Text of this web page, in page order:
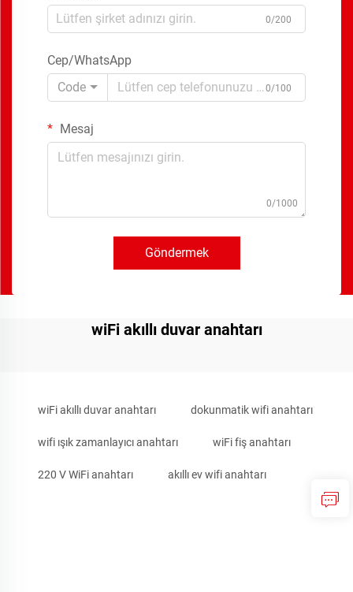
0/200
Cep/WhatsApp
Code
0/100
Mesaj
0/1000
Göndermek
wiFi akıllı duvar anahtarı
wiFi akıllı duvar anahtarı dokunmatik wifi anahtarı
wifi ışık zamanlayıcı anahtarı wiFi fiş anahtarı
220 V WiFi anahtarı akıllı ev wifi anahtarı